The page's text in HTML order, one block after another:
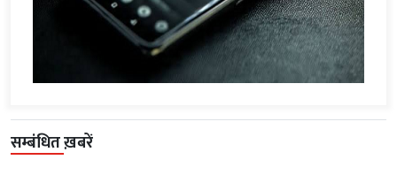
सम्बंधित ख़बरें